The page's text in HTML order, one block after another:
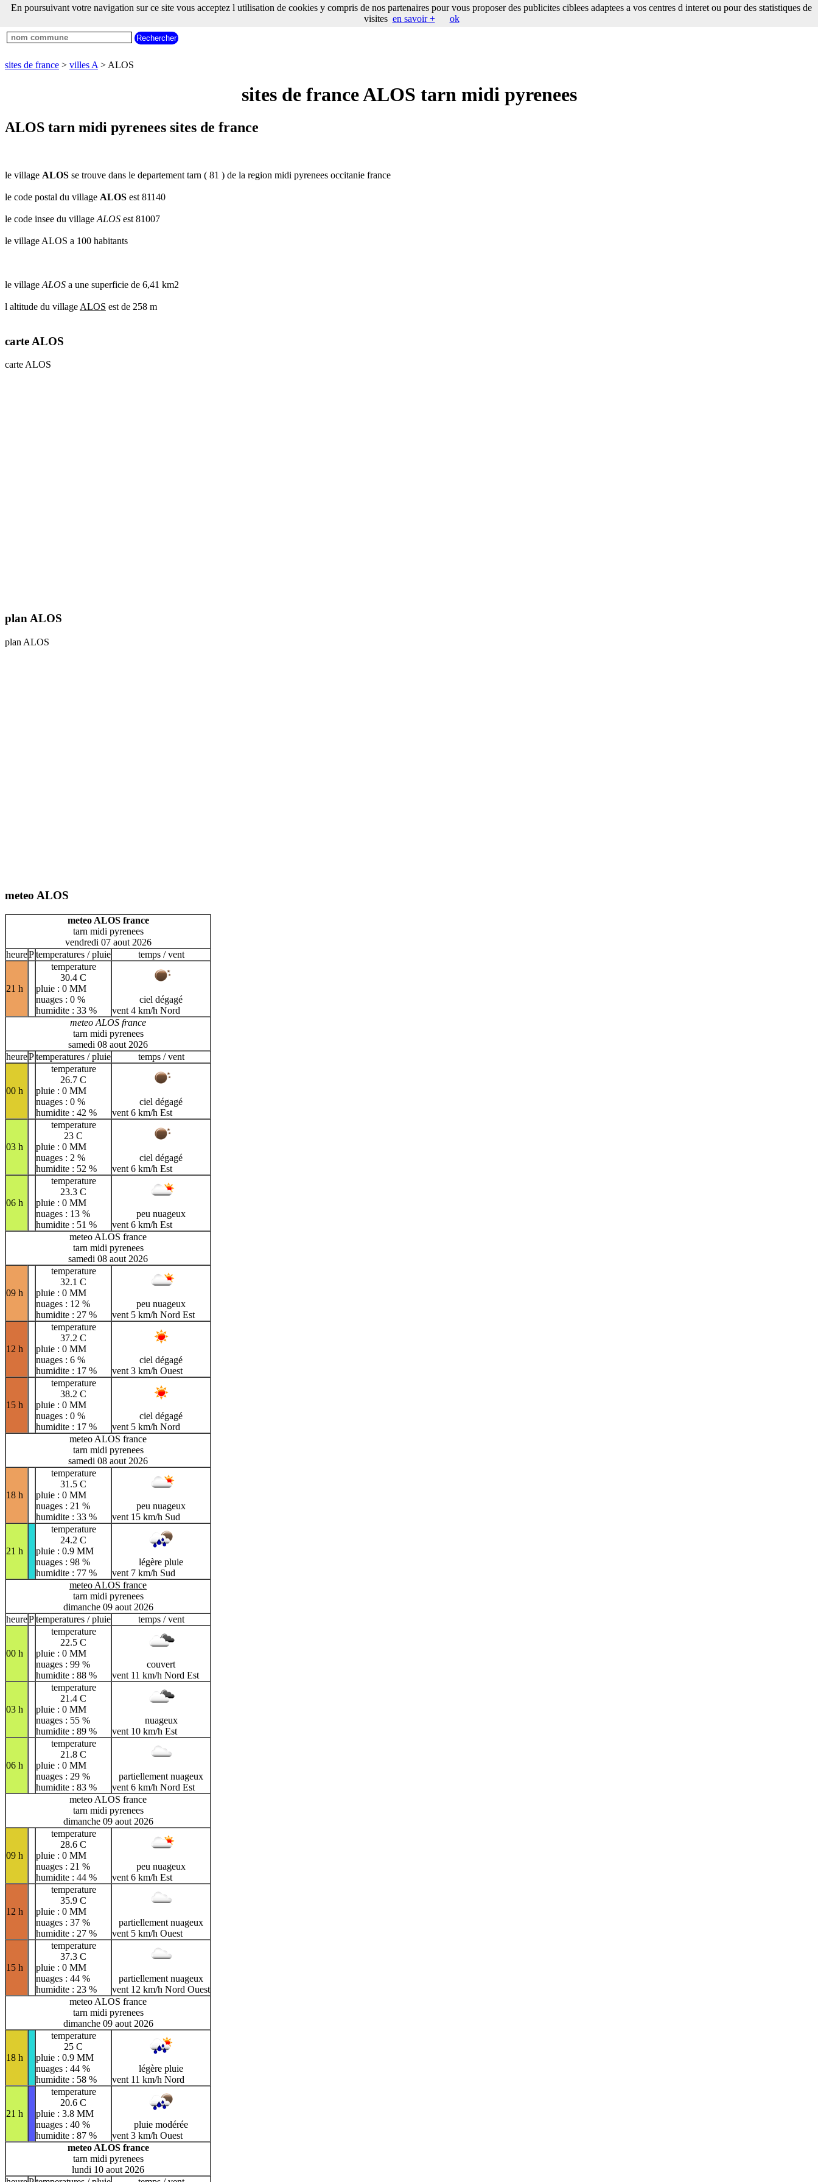
sites
france
par
V
W X Y Z
___
___
___
sites de france > villes A > ALOS
sites de france ALOS tarn midi pyrenees
ALOS tarn midi pyrenees sites de france
le village ALOS se trouve dans le departement tarn ( 81 ) de la region midi pyrenees occitanie france
le code postal du village ALOS est 81140
le code insee du village ALOS est 81007
le village ALOS a 100 habitants
le village ALOS a une superficie de 6,41 km2
l altitude du village ALOS est de 258 m
carte ALOS
carte ALOS
plan ALOS
plan ALOS
meteo ALOS
meteo ALOS france
tarn midi pyrenees
vendredi 07 aout 2026
heurePtemperatures / pluie temps / vent
21 h
temperature
30.4 C
pluie : 0 MM
nuages : 0 %
humidite : 33 %
ciel dégagé
vent 4 km/h Nord
meteo ALOS france
tarn midi pyrenees
samedi 08 aout 2026
heurePtemperatures / pluie temps / vent
00 h
temperature
26.7 C
pluie : 0 MM
nuages : 0 %
humidite : 42 %
ciel dégagé
vent 6 km/h Est
03 h
temperature
23 C
pluie : 0 MM
nuages : 2 %
humidite : 52 %
ciel dégagé
vent 6 km/h Est
06 h
temperature
23.3 C
pluie : 0 MM
nuages : 13 %
humidite : 51 %
peu nuageux
vent 6 km/h Est
meteo ALOS france
tarn midi pyrenees
samedi 08 aout 2026
09 h
temperature
32.1 C
pluie : 0 MM
nuages : 12 %
humidite : 27 %
peu nuageux
vent 5 km/h Nord Est
12 h
temperature
37.2 C
pluie : 0 MM
nuages : 6 %
humidite : 17 %
ciel dégagé
vent 3 km/h Ouest
15 h
temperature
38.2 C
pluie : 0 MM
nuages : 0 %
humidite : 17 %
ciel dégagé
vent 5 km/h Nord
meteo ALOS france
tarn midi pyrenees
samedi 08 aout 2026
18 h
temperature
31.5 C
pluie : 0 MM
nuages : 21 %
humidite : 33 %
peu nuageux
vent 15 km/h Sud
21 h
temperature
24.2 C
pluie : 0.9 MM
nuages : 98 %
humidite : 77 %
légère pluie
vent 7 km/h Sud
meteo ALOS france
tarn midi pyrenees
dimanche 09 aout 2026
heurePtemperatures / pluie temps / vent
00 h
temperature
22.5 C
pluie : 0 MM
nuages : 99 %
humidite : 88 %
couvert
vent 11 km/h Nord Est
03 h
temperature
21.4 C
pluie : 0 MM
nuages : 55 %
humidite : 89 %
nuageux
vent 10 km/h Est
06 h
temperature
21.8 C
pluie : 0 MM
nuages : 29 %
humidite : 83 %
partiellement nuageux
vent 6 km/h Nord Est
meteo ALOS france
tarn midi pyrenees
dimanche 09 aout 2026
09 h
temperature
28.6 C
pluie : 0 MM
nuages : 21 %
humidite : 44 %
peu nuageux
vent 6 km/h Est
12 h
temperature
35.9 C
pluie : 0 MM
nuages : 37 %
humidite : 27 %
partiellement nuageux
vent 5 km/h Ouest
15 h
temperature
37.3 C
pluie : 0 MM
nuages : 44 %
humidite : 23 %
partiellement nuageux
vent 12 km/h Nord Ouest
meteo ALOS france
tarn midi pyrenees
dimanche 09 aout 2026
18 h
temperature
25 C
pluie : 0.9 MM
nuages : 44 %
humidite : 58 %
légère pluie
vent 11 km/h Nord
21 h
temperature
20.6 C
pluie : 3.8 MM
nuages : 40 %
humidite : 87 %
pluie modérée
vent 3 km/h Ouest
meteo ALOS france
tarn midi pyrenees
lundi 10 aout 2026
En poursuivant votre navigation sur ce site vous acceptez l utilisation de cookies y compris de nos partenaires pour vous proposer des publicites ciblees adaptees a vos centres d interet ou pour des statistiques de
visites en savoir + ok